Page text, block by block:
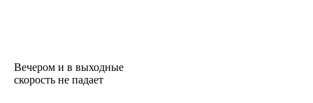
Вечером и в выходные
скорость не падает